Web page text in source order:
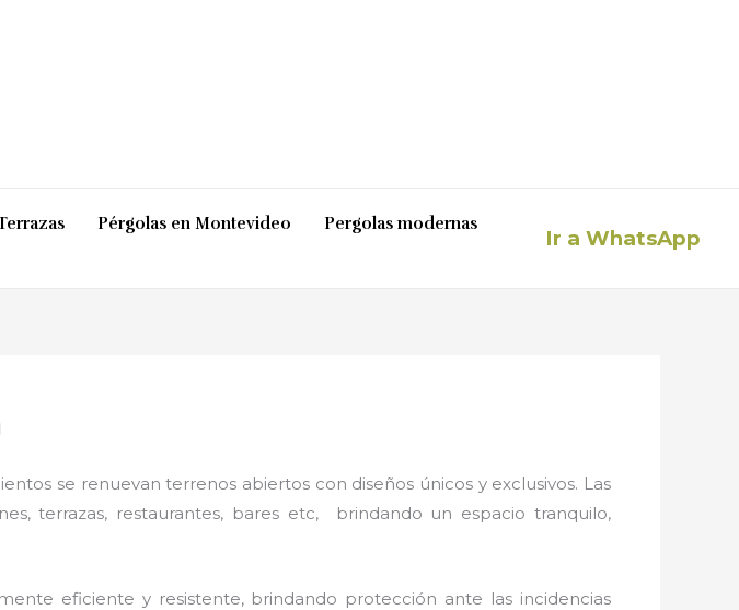
Pérgolas en Montevideo
Pergolas modernas
Ir a WhatsApp
se renuevan terrenos abiertos con diseños únicos y exclusivos. Las
terrazas, restaurantes, bares etc, brindando un espacio tranquilo,
eficiente y resistente, brindando protección ante las incidencias